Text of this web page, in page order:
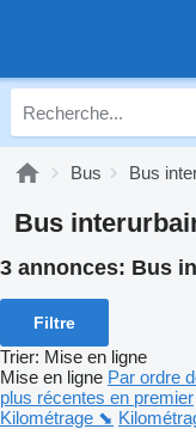
Bus Bus
Bus
3 annonces: Bus
Filtre
Trier: Mise en ligne
Mise en ligne Par ordre
plus récentes en premier
Kilométrage ⬊